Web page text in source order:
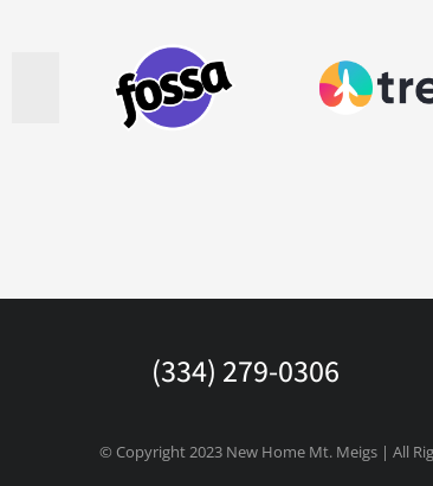
(334) 279-0306
© Copyright 2023 New Home Mt. Meigs | All